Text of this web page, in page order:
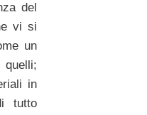
del
vi si
un
quelli;
in
tutto